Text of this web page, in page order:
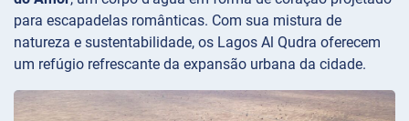
para escapadelas românticas. Com sua mistura de
natureza e sustentabilidade, os Lagos Al Qudra oferecem
um refúgio refrescante da expansão urbana da cidade.